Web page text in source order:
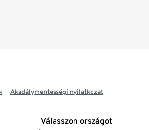
Akadálymentességi nyilatkozat
Válasszon országot